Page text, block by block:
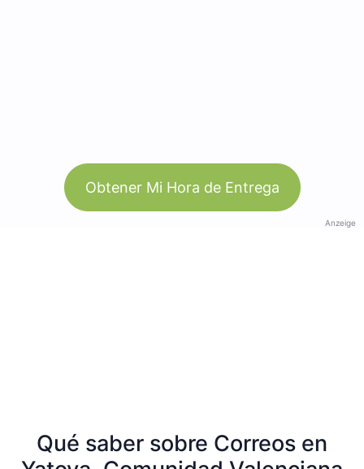
Obtener Mi Hora de Entrega
Anzeige
Qué saber sobre Correos en